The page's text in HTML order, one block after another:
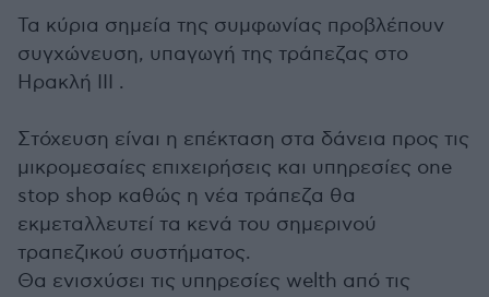
Τα κύρια σημεία της συμφωνίας προβλέπουν
συγχώνευση, υπαγωγή της τράπεζας στο
Ηρακλή ΙΙΙ .
Στόχευση είναι η επέκταση στα δάνεια προς τις
μικρομεσαίες επιχειρήσεις και υπηρεσίες one
stop shop καθώς η νέα τράπεζα θα
εκμεταλλευτεί τα κενά του σημερινού
τραπεζικού συστήματος.
Θα ενισχύσει τις υπηρεσίες welth από τις